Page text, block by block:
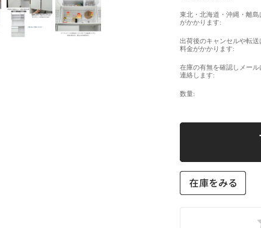
東北・北海道・沖縄・離島
がかかります:
出荷後のキャンセルや転送
料金がかかります:
在庫の有無を確認しメール
連絡します:
数量: